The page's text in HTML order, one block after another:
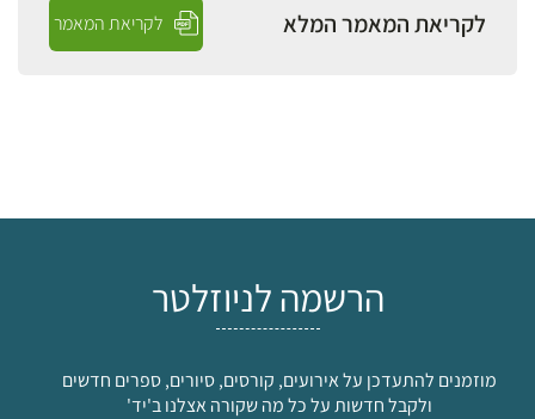
לקריאת המאמר המלא לקריאת המאמר
הרשמה לניוזלטר
מוזמנים להתעדכן על אירועים, קורסים, סיורים, ספרים חדשים
ולקבל חדשות על כל מה שקורה אצלנו ב'יד'